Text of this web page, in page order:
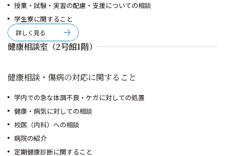
授業・試験・実習の配慮・支援についての相談
学生寮に関すること
詳しく見る
健康相談室（2号館1階）
健康相談・傷病の対応に関すること
学内での急な体調不良・ケガに対しての処置
健康・病気に対しての相談
校医（内科）への相談
病院の紹介
定期健康診断に関すること